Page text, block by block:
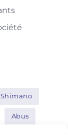
Shimano
Abus